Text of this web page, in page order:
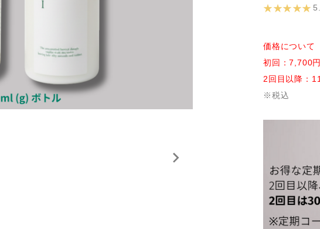
★ ★ ★ ★ ★
価格について
初回：7,700
2回目以降：
※税込